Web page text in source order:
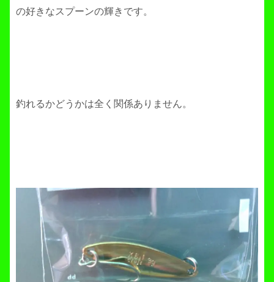
の好きなスプーンの輝きです。
釣れるかどうかは全く関係ありません。